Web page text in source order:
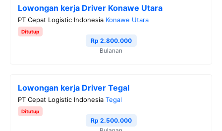
Lowongan kerja Driver Konawe Utara
PT Cepat Logistic Indonesia Konawe Utara
Ditutup
Rp 2.800.000
Bulanan
Lowongan kerja Driver Tegal
PT Cepat Logistic Indonesia Tegal
Ditutup
Rp 2.500.000